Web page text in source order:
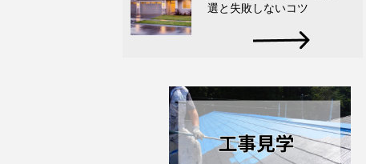
選と失敗しないコツ